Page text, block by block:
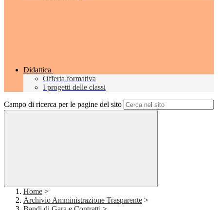
Didattica
Offerta formativa
I progetti delle classi
Campo di ricerca per le pagine del sito
Home >
Archivio Amministrazione Trasparente >